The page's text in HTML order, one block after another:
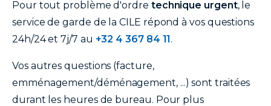
Pour tout problème d'ordre technique urgent, le
service de garde de la CILE répond à vos questions
24h/24 et 7j/7 au +32 4 367 84 11.
Vos autres questions (facture,
emménagement/déménagement, ...) sont traitées
durant les heures de bureau. Pour plus